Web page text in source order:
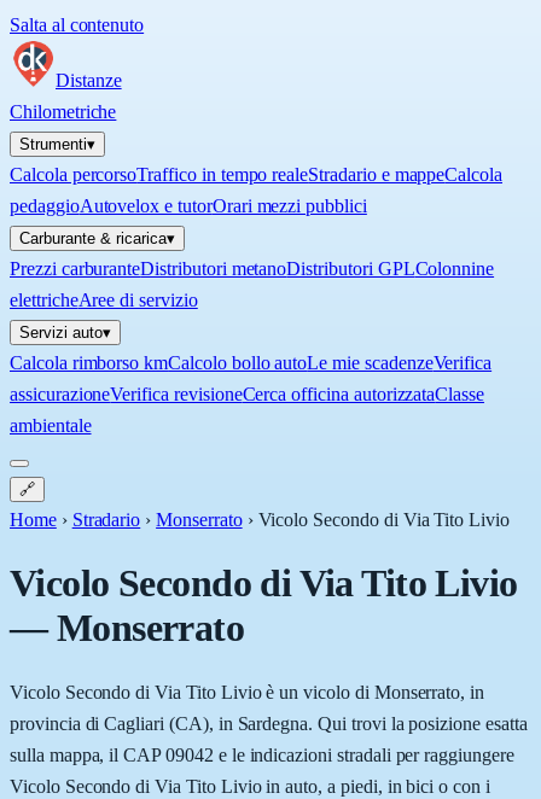
Salta al contenuto
Distanze
Chilometriche
Strumenti▾
Calcola percorsoTraffico in tempo realeStradario e mappeCalcola
pedaggioAutovelox e tutorOrari mezzi pubblici
Carburante & ricarica▾
Prezzi carburanteDistributori metanoDistributori GPLColonnine
elettricheAree di servizio
Servizi auto▾
Calcola rimborso kmCalcolo bollo autoLe mie scadenzeVerifica
assicurazioneVerifica revisioneCerca officina autorizzataClasse
ambientale
🔗
Home › Stradario › Monserrato › Vicolo Secondo di Via Tito Livio
Vicolo Secondo di Via Tito Livio
—Monserrato
Vicolo Secondo di Via Tito Livio è un vicolo di Monserrato, in
provincia di Cagliari (CA), in Sardegna. Qui trovi la posizione esatta
sulla mappa, il CAP 09042 e le indicazioni stradali per raggiungere
Vicolo Secondo di Via Tito Livio in auto, a piedi, in bici o con i